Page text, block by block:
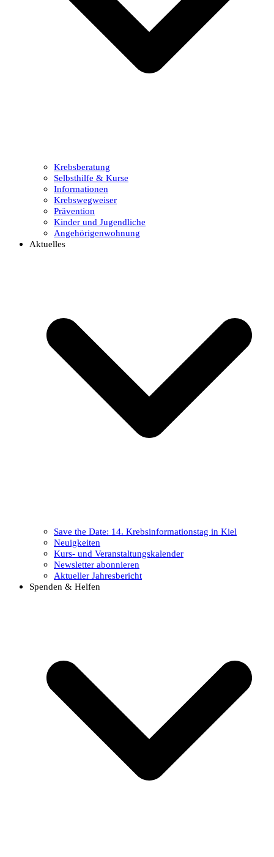
Krebsberatung
Selbsthilfe & Kurse
Informationen
Krebswegweiser
Prävention
Kinder und Jugendliche
Angehörigenwohnung
Aktuelles
Save the Date: 14. Krebsinformationstag in Kiel
Neuigkeiten
Kurs- und Veranstaltungskalender
Newsletter abonnieren
Aktueller Jahresbericht
Spenden & Helfen